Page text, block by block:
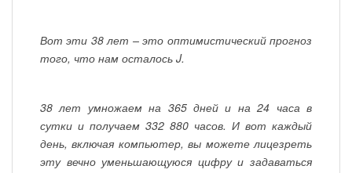
Вот эти 38 лет – это оптимистический прогноз
того, что нам осталось J.
38 лет умножаем на 365 дней и на 24 часа в
сутки и получаем 332 880 часов. И вот каждый
день, включая компьютер, вы можете лицезреть
эту вечно уменьшающуюся цифру и задаваться